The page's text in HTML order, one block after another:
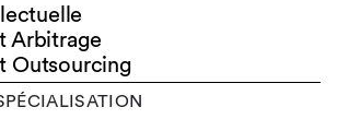
Arbitrage
Outsourcing